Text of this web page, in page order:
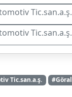
Tic.san.a.ş.